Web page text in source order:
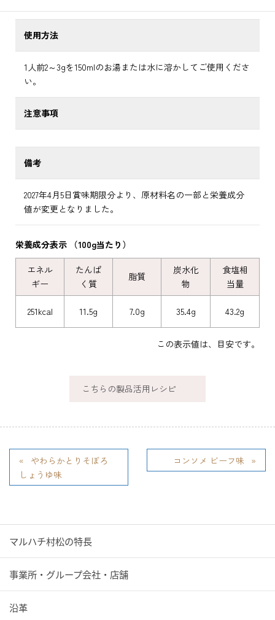
使用方法
1人前2～3gを150mlのお湯または水に溶かしてご使用くださ
い。
注意事項
備考
2027年4月5日賞味期限分より、原材料名の一部と栄養成分
値が変更となりました。
栄養成分表示 （100g当たり）
エネル
ギー
たんぱ
く質
脂質
炭水化
物
食塩相
当量
251kcal 11.5g 7.0g 35.4g 43.2g
この表示値は、目安です。
こちらの製品活用レシピ
やわらかとりそぼろ
しょうゆ味
コンソメ ビーフ味
マルハチ村松の特長
事業所・グループ会社・店舗
沿革